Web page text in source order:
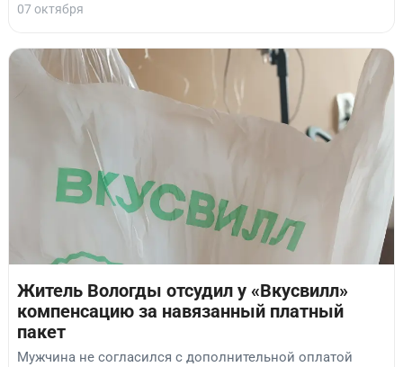
07 октября
Житель Вологды отсудил у «Вкусвилл»
компенсацию за навязанный платный
пакет
Мужчина не согласился с дополнительной оплатой